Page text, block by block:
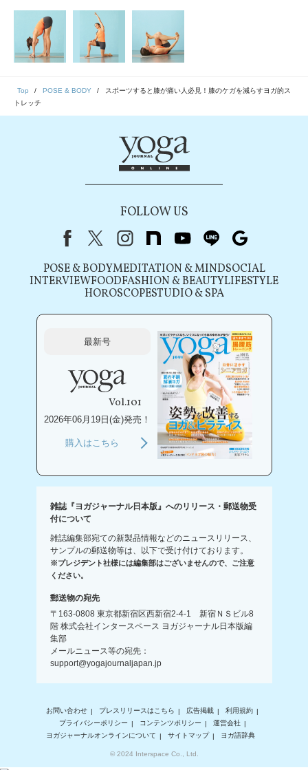
Top POSE & BODY
スポーツすると膝が痛い人必見！膝のケガを減らすヨガ的ス
トレッチ
FOLLOW US
FacebookX（旧Twitter）
instagram
note youtubeline
POSE & BODYMEDITATION & MINDSOCIAL
INTERVIEWFOODFASHION & BEAUTYLIFESTYLE
HOROSCOPESTUDIO & SPA
最新号
Vol.101
2026年06月19日(金)発売！
購入はこちら
雑誌『ヨガジャーナル日本版』へのリリース・郵送物受
付について
雑誌編集部宛ての新製品情報などのニュースリリース、
サンプルの郵送物等は、以下で受け付けております。
※プレジデント社様には編集部はございませんので、ご注意
ください。
郵送物の宛先
〒163-0808 東京都新宿区西新宿2-4-1 新宿ＮＳビル8
階 株式会社インタースペース ヨガジャーナル日本版編
集部
メールニュース等の宛先：
support@yogajournaljapan.jp
お問い合わせ プレスリリースはこちら 広告掲載
利用規約
プライバシーポリシー
コンテンツポリシー
運営会社
ヨガジャーナルオンラインについて
サイトマップ ヨガ語辞典
© 2024 Interspace Co., Ltd.